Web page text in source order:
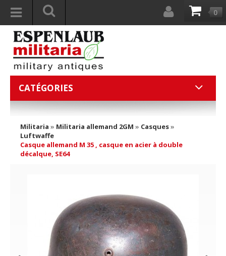
0
CATÉGORIES
Militaria » Militaria allemand 2GM » Casques»
Luftwaffe
Casque allemand M 35 , casque en acier à double
décalque, SE64